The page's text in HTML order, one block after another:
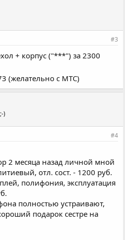
#3
+ корпус ("***") за 2300
(желательно с МТС)
)
#4
2 месяца назад личной мной
отл. сост. - 1200 руб.
полифония, эксплуатация
полностью устраивают,
подарок сестре на